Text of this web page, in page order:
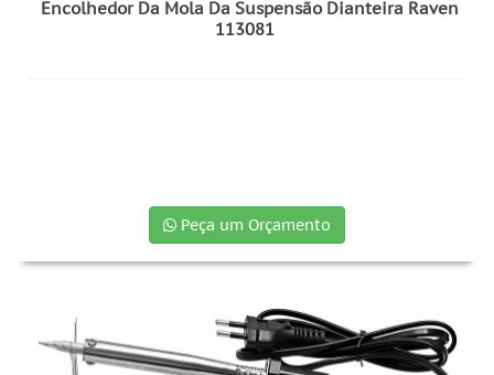
Encolhedor Da Mola Da Suspensão Dianteira Raven
113081
Peça um Orçamento